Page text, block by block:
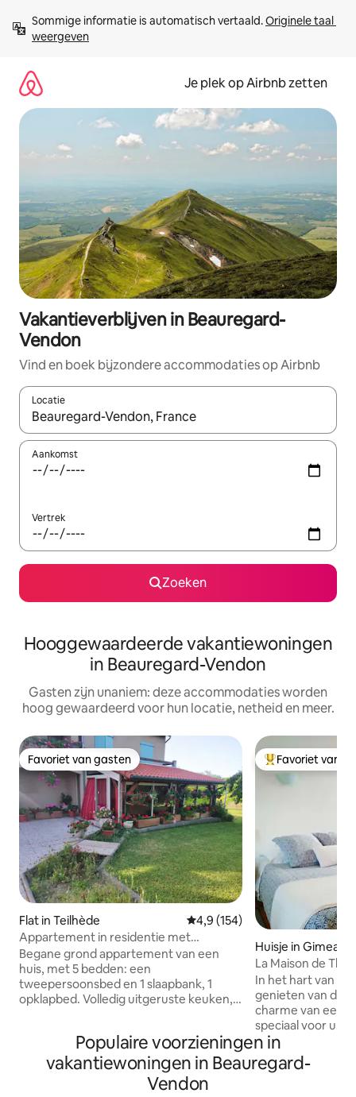
direct
naar
Sommige informatie is automatisch vertaald. Originele taal
weergeven
Je plek op Airbnb zetten
Vakantieverblijven in Beauregard-
Vendon
Vind en boek bijzondere accommodaties op Airbnb
Locatie
Wanneer er resultaten beschikbaar zijn, maak je een keuze
Aankomst
Vertrek
Zoeken
Hooggewaardeerde vakantiewoningen
in Beauregard-Vendon
Gasten zijn unaniem: deze accommodaties worden
hoog gewaardeerd voor hun locatie, netheid en meer.
Favoriet van gasten
Favoriet van gasten
Flat in Teilhède Gemiddelde beoordeling van
4,9 (154)
Appartement in residentie met
zwembad.
Begane grond appartement van een
huis, met 5 bedden: een
tweepersoonsbed en 1 slaapbank, 1
opklapbed. Volledig uitgeruste keuken,
grondniveau gelegen zwembad,
ligstoelen, elektrische barbecue,
tuinmeubilair en een jeu-de-boulebaan.
Topfavoriet van
Favoriet van
Huisje in Gimeaux
La Maison de
personen
In het hart van
genieten van de
charme van een
speciaal voor u. Ideaal verblijf voor
gezinnen of
prachtige
ontmoedigen
Populaire voorzieningen in
vakantiewoningen in Beauregard-
Vendon